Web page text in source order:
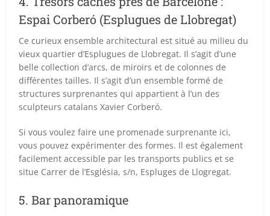
Espai Corberó (Esplugues de Llobregat)
Ce curieux ensemble architectural est situé au milieu du
vieux quartier d’Esplugues de Llobregat. Il s’agit d’une
belle collection d’arcs, de miroirs et de colonnes de
différentes tailles. Il s’agit d’un ensemble formé de
structures surprenantes qui appartient à l’un des
sculpteurs catalans Xavier Corberó.
Si vous voulez faire une promenade surprenante ici,
vous pouvez expérimenter des formes. Il est également
facilement accessible par les transports publics et se
situe Carrer de l’Església, s/n, Espluges de Llogregat.
5. Bar panoramique